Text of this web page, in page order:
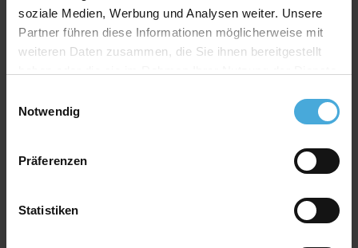
soziale Medien, Werbung und Analysen weiter. Unsere
Partner führen diese Informationen möglicherweise mit
weiteren Daten zusammen, die Sie ihnen bereitgestellt
Notwendig
Präferenzen
Statistiken
Anforderungen an einen hochwertigen und robusten
Bilder- Fotorahmen.
Leisten Material:Holzimitat aus hochwertigem
Rahmen-Bauart:
Rückwand:
Hartfaser Rückwand - 2,50 mm stark
Einrahmung im Hochformat oder Querformat.